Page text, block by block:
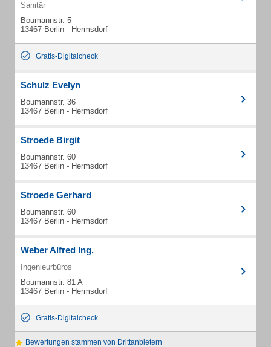
Sanitär
Boumannstr. 5
13467 Berlin - Hermsdorf
Gratis-Digitalcheck
Schulz Evelyn
Boumannstr. 36
13467 Berlin - Hermsdorf
Stroede Birgit
Boumannstr. 60
13467 Berlin - Hermsdorf
Stroede Gerhard
Boumannstr. 60
13467 Berlin - Hermsdorf
Weber Alfred Ing.
Ingenieurbüros
Boumannstr. 81 A
13467 Berlin - Hermsdorf
Gratis-Digitalcheck
Bewertungen stammen von Drittanbietern